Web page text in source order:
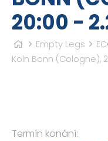
20:00 -
Empty Legs
Koln Bonn (Cologne),
Termín konání: